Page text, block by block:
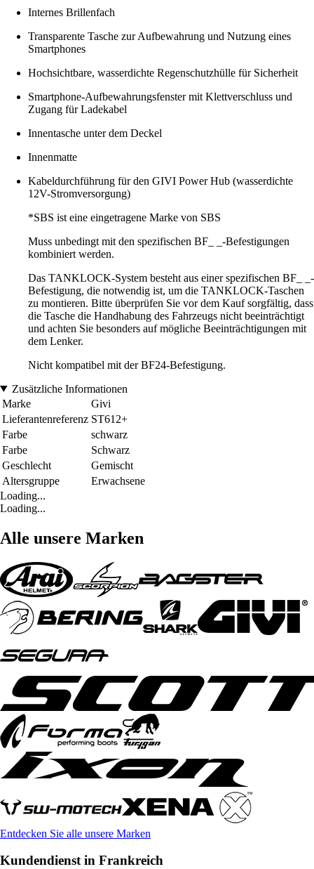
Internes Brillenfach
Transparente Tasche zur Aufbewahrung und Nutzung eines
Smartphones
Hochsichtbare, wasserdichte Regenschutzhülle für Sicherheit
Smartphone-Aufbewahrungsfenster mit Klettverschluss und
Zugang für Ladekabel
Innentasche unter dem Deckel
Innenmatte
Kabeldurchführung für den GIVI Power Hub (wasserdichte
12V-Stromversorgung)
*SBS ist eine eingetragene Marke von SBS
Muss unbedingt mit den spezifischen BF_ _-Befestigungen
kombiniert werden.
Das TANKLOCK-System besteht aus einer spezifischen BF_ _-
Befestigung, die notwendig ist, um die TANKLOCK-Taschen
zu montieren. Bitte überprüfen Sie vor dem Kauf sorgfältig, dass
die Tasche die Handhabung des Fahrzeugs nicht beeinträchtigt
und achten Sie besonders auf mögliche Beeinträchtigungen mit
dem Lenker.
Nicht kompatibel mit der BF24-Befestigung.
Zusätzliche Informationen
Marke
Givi
Lieferantenreferenz ST612+
Farbe
schwarz
Farbe
Schwarz
Geschlecht
Gemischt
Altersgruppe
Erwachsene
Loading...
Loading...
Alle unsere Marken
Entdecken Sie alle unsere Marken
Kundendienst in Frankreich